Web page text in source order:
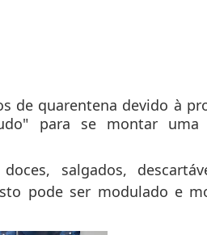
de quarentena devido à
para se montar uma
salgados,
pode ser modulado e